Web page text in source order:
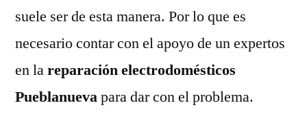
suele ser de esta manera. Por lo que es
necesario contar con el apoyo de un expertos
en lareparación electrodomésticos
Pueblanuevapara dar con el problema.